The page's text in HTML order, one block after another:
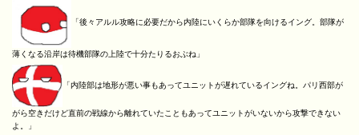
「後々アルル攻略に必要だから内陸にいくらか部隊を向けるイング。部隊が
薄くなる沿岸は待機部隊の上陸で十分たりるおぶね」
「内陸部は地形が悪い事もあってユニットが遅れているイングね。パリ西部が
がら空きだけど直前の戦線から離れていたこともあってユニットがいないから攻撃できない
よ。」